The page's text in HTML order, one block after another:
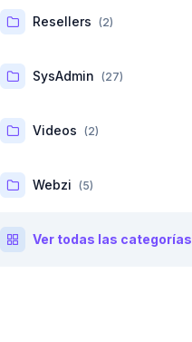
Resellers (2)
SysAdmin (27)
Videos (2)
Webzi (5)
Ver todas las categorías